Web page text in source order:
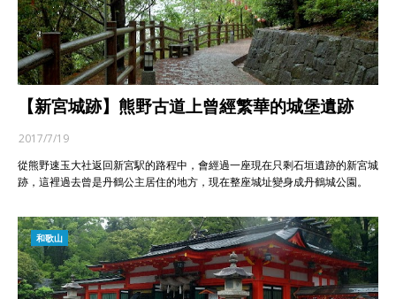
【新宮城跡】熊野古道上曾經繁華的城堡遺跡
2017/7/19
從熊野速玉大社返回新宮駅的路程中，會經過一座現在只剩石垣遺跡的新宮城
跡，這裡過去曾是丹鶴公主居住的地方，現在整座城址變身成丹鶴城公園。
和歌山